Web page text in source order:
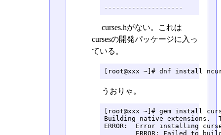
--------------------
curses.hがない。これは
cursesの開発パッケージに入っ
ている。
[root@xxx ~]# dnf install
うおりゃ。
[root@xxx ~]# gem install
Building native extensions.
ERROR:  Error installing